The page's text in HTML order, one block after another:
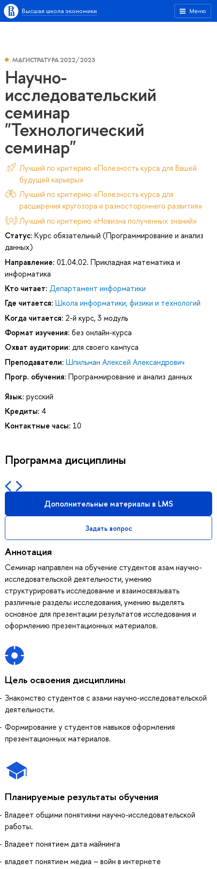
Меню
Высшая школа экономики
МАГИСТРАТУРА 2022/2023
Научно-
исследовательский
семинар
"Технологический
семинар"
Лучший по критерию «Полезность курса для Вашей
будущей карьеры»
Лучший по критерию «Полезность курса для
расширения кругозора и разностороннего развития»
Лучший по критерию «Новизна полученных знаний»
Статус: Курс обязательный (Программирование и анализ
данных)
Направление: 01.04.02. Прикладная математика и
информатика
Кто читает: Департамент информатики
Где читается: Школа информатики, физики и технологий
Когда читается: 2-й курс, 3 модуль
Формат изучения: без онлайн-курса
Охват аудитории: для своего кампуса
Преподаватели: Шпильман Алексей Александрович
Прогр. обучения: Программирование и анализ данных
Язык: русский
Кредиты: 4
Контактные часы: 10
Программа дисциплины
Дополнительные материалы в LMS
Задать вопрос
Аннотация
Семинар направлен на обучение студентов азам научно-
исследовательской деятельности, умению
структурировать исследование и взаимосвязывать
различные разделы исследования, умению выделять
основное для презентации результатов исследования и
оформлению презентационных материалов.
Цель освоения дисциплины
Знакомство студентов с азами научно-исследовательской
деятельности.
Формирование у студентов навыков оформления
презентационных материалов.
Планируемые результаты обучения
Владеет общими понятиями научно-исследовательской
работы.
Владеет понятием дата майнинга
владеет понятием медиа – войн в интернете